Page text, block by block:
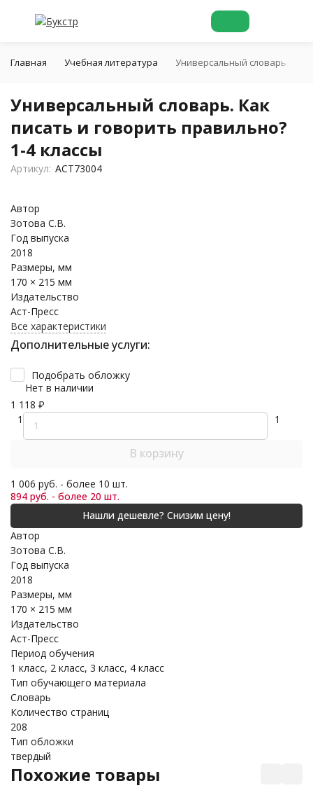
Главная Учебная литература Универсальный словарь. Как
Универсальный словарь. Как
писать и говорить правильно?
1-4 классы
Артикул: АСТ73004
Автор
Зотова С.В.
Год выпуска
2018
Размеры, мм
170 × 215 мм
Издательство
Аст-Пресс
Все характеристики
Дополнительные услуги:
Подобрать обложку
Нет в наличии
1 118 ₽
1
1
В корзину
1 006 руб. - более 10 шт.
894 руб. - более 20 шт.
Автор
Зотова С.В.
Год выпуска
2018
Размеры, мм
170 × 215 мм
Издательство
Аст-Пресс
Период обучения
1 класс, 2 класс, 3 класс, 4 класс
Тип обучающего материала
Словарь
Количество страниц
208
Тип обложки
твердый
Похожие товары